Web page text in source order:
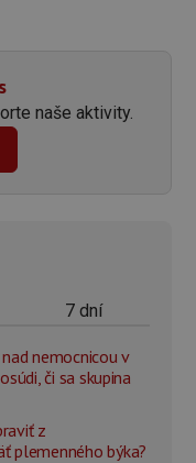
naše aktivity.
7 dní
nemocnicou v
či sa skupina
z
plemenného býka?